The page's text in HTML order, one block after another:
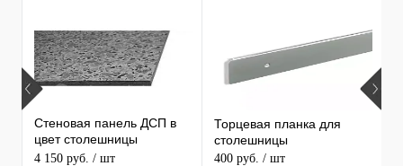
ПРОДАВАЕМЫЕ ТОВАРЫ
Стеновая панель ДСП в
цвет столешницы
MAERSS
4 150 руб. / шт
Торцевая планка для
столешницы
400 руб. / шт